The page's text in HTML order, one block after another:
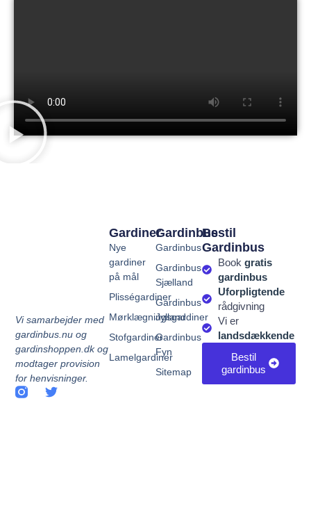
Vi samarbejder med
gardinbus.nu og
gardinshoppen.dk og
modtager provision
for henvisninger.
Gardinbus
Gardinbus
Gardinbus
Sjælland
Gardinbus
Jylland
Gardinbus
Fyn
Sitemap
Gardiner
Nye
gardiner
på mål
Plisségardiner
Mørklægningsgardiner
Stofgardiner
Lamelgardiner
Bestil
Gardinbus
Book gratis
gardinbus
Uforpligtende
rådgivning
Vi er
landsdækkende
Bestil
gardinbus